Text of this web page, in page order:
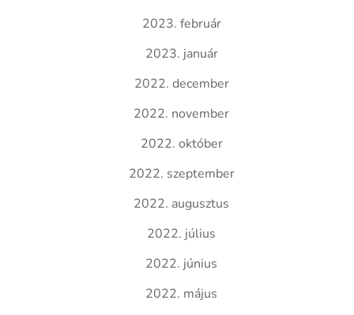
2023. február
2023. január
2022. december
2022. november
2022. október
2022. szeptember
2022. augusztus
2022. július
2022. június
2022. május